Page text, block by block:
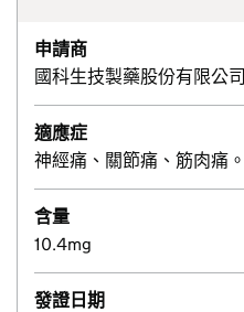
申請商
國科生技製藥股份有限公司
適應症
神經痛、關節痛、筋肉痛。
含量
10.4mg
發證日期